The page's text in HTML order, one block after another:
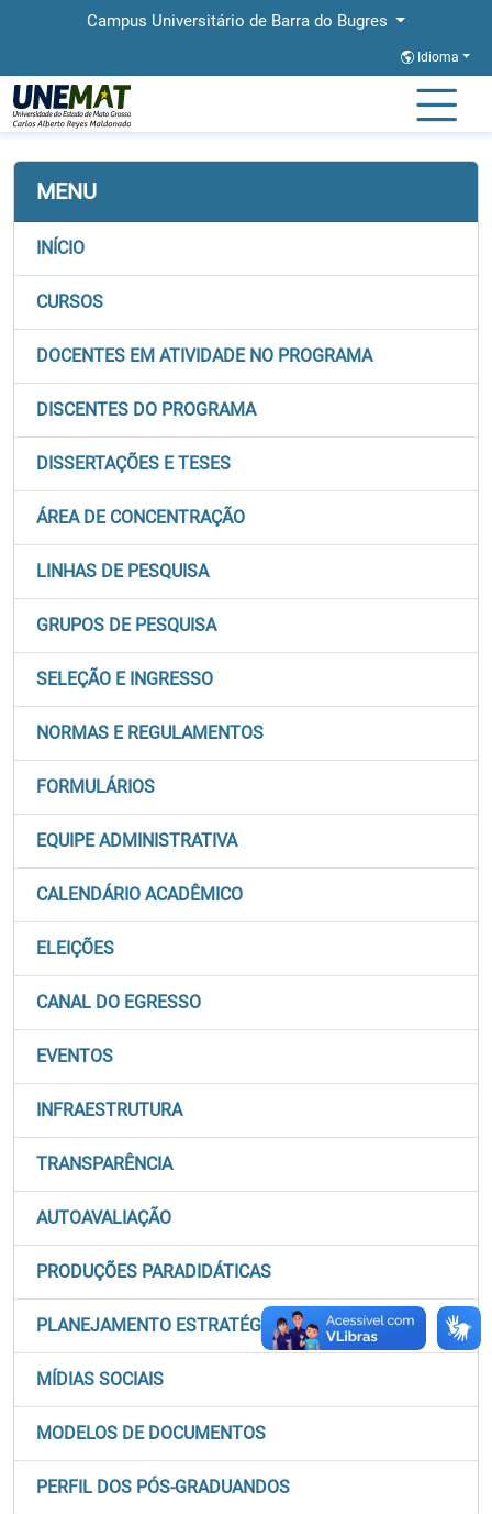
Campus Universitário de Barra do Bugres
Idioma
Página Inicial
MENU
INÍCIO
CURSOS
DOCENTES EM ATIVIDADE NO PROGRAMA
DISCENTES DO PROGRAMA
DISSERTAÇÕES E TESES
ÁREA DE CONCENTRAÇÃO
LINHAS DE PESQUISA
GRUPOS DE PESQUISA
SELEÇÃO E INGRESSO
NORMAS E REGULAMENTOS
FORMULÁRIOS
EQUIPE ADMINISTRATIVA
CALENDÁRIO ACADÊMICO
ELEIÇÕES
CANAL DO EGRESSO
EVENTOS
INFRAESTRUTURA
TRANSPARÊNCIA
AUTOAVALIAÇÃO
PRODUÇÕES PARADIDÁTICAS
PLANEJAMENTO ESTRATÉGICO
MÍDIAS SOCIAIS
MODELOS DE DOCUMENTOS
PERFIL DOS PÓS-GRADUANDOS